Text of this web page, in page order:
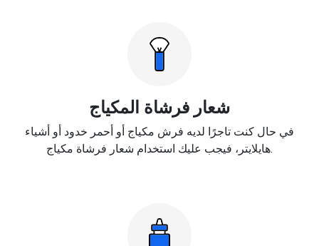
شعار فرشاة المكياج
في حال كنت تاجرًا لديه فرش مكياج أو أحمر خدود أو أشياء
هايلايتر، فيجب عليك استخدام شعار فرشاة مكياج.